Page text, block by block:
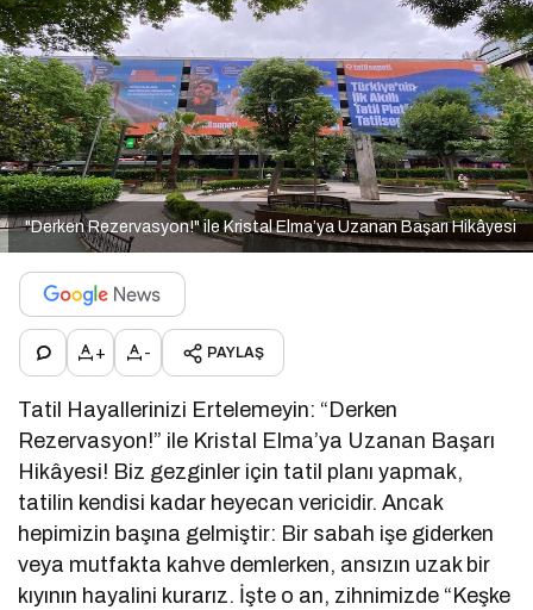
"Derken Rezervasyon!" ile Kristal Elma’ya Uzanan Başarı Hikâyesi
+ - PAYLAŞ
Tatil Hayallerinizi Ertelemeyin: “Derken
Rezervasyon!” ile Kristal Elma’ya Uzanan Başarı
Hikâyesi! Biz gezginler için tatil planı yapmak,
tatilin kendisi kadar heyecan vericidir. Ancak
hepimizin başına gelmiştir: Bir sabah işe giderken
veya mutfakta kahve demlerken, ansızın uzak bir
kıyının hayalini kurarız. İşte o an, zihnimizde “Keşke